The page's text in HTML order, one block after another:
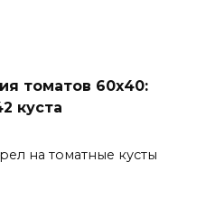
томатов 60х40:
куста
на томатные кусты